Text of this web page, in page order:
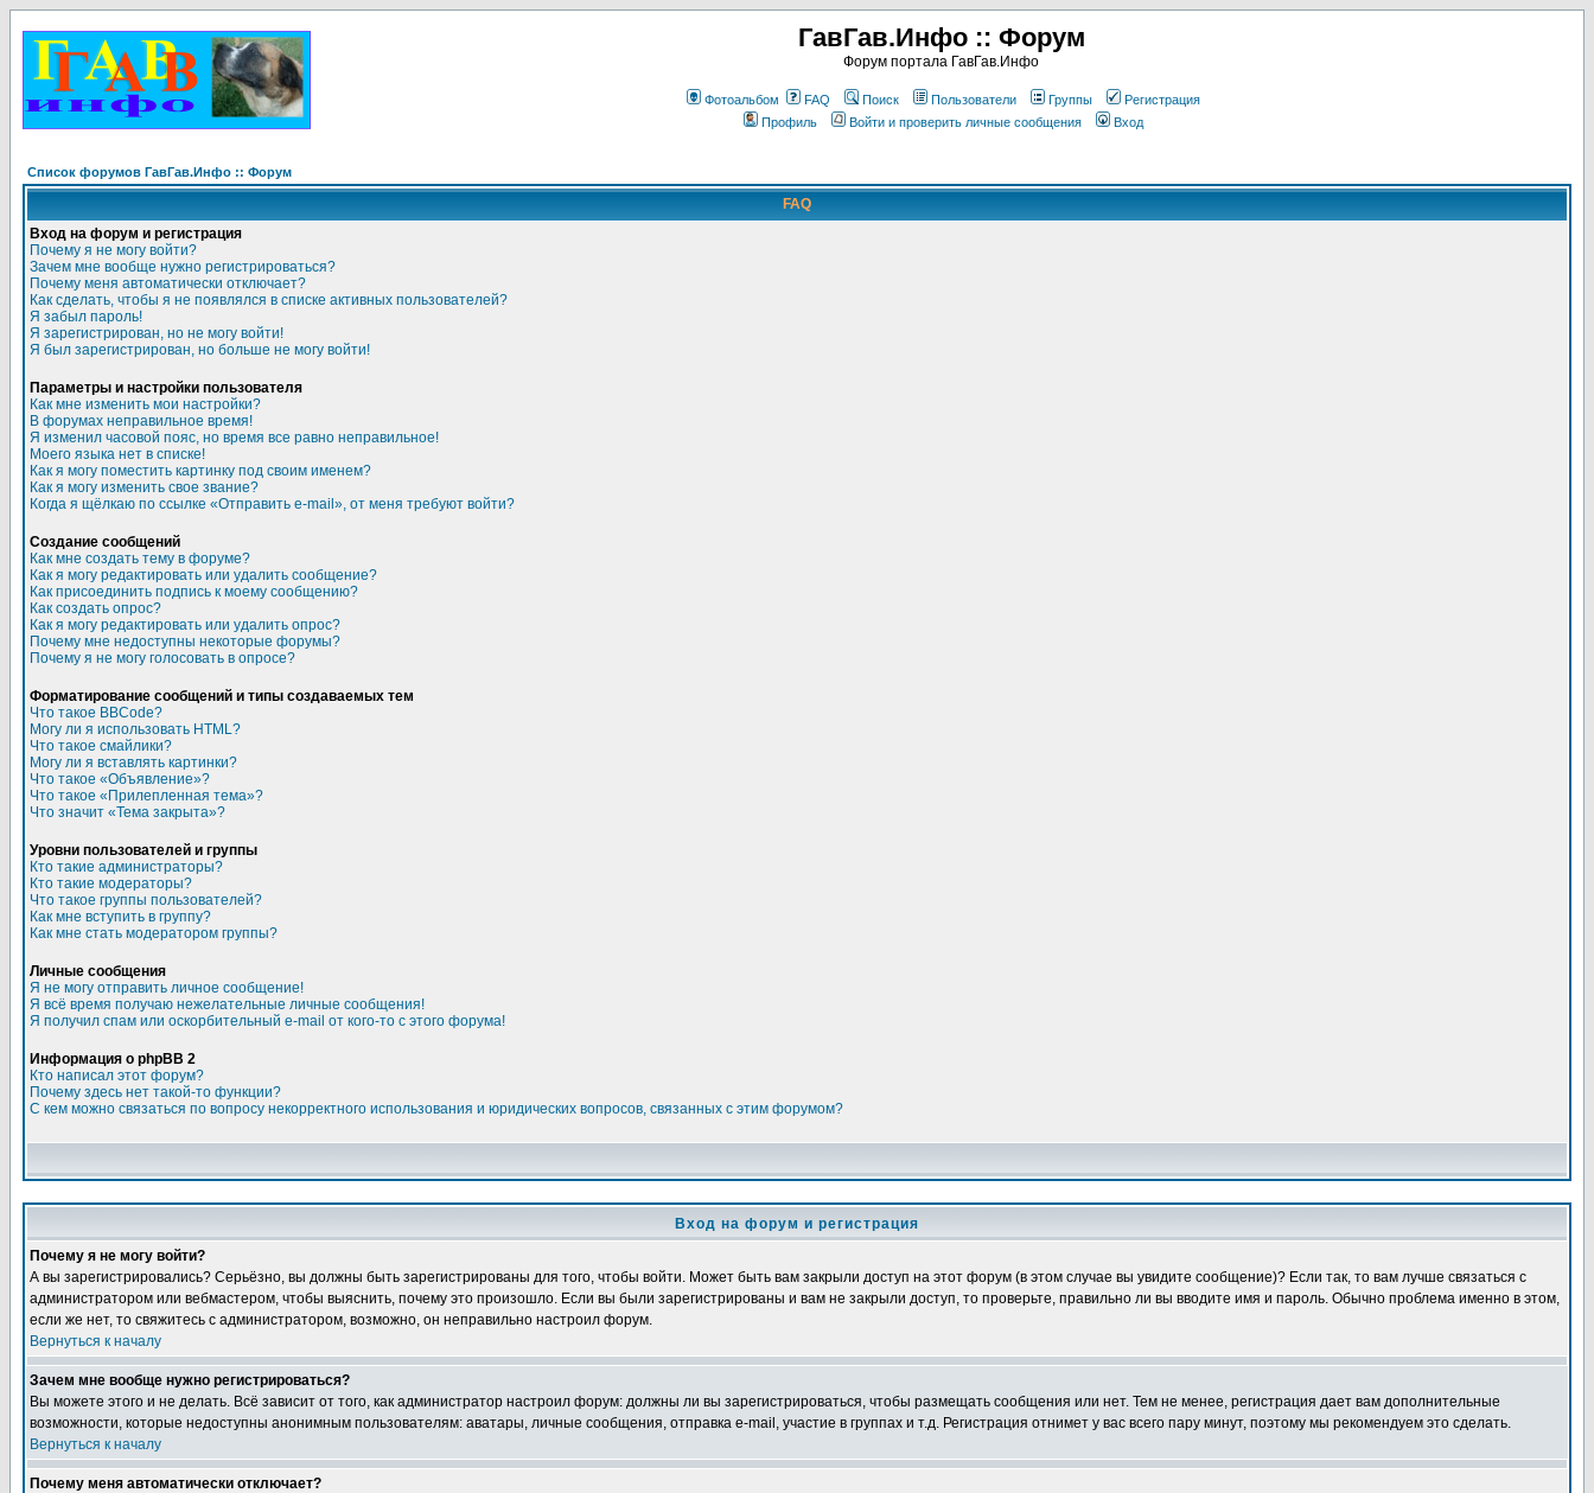
ГавГав.Инфо :: Форум
Форум портала ГавГав.Инфо
Фотоальбом FAQ Поиск Пользователи Группы
Регистрация
Профиль
Войти и проверить личные сообщения Вход
Список форумов ГавГав.Инфо :: Форум
FAQ
Вход на форум и регистрация
Почему я не могу войти?
Зачем мне вообще нужно регистрироваться?
Почему меня автоматически отключает?
Как сделать, чтобы я не появлялся в списке активных пользователей?
Я забыл пароль!
Я зарегистрирован, но не могу войти!
Я был зарегистрирован, но больше не могу войти!
Параметры и настройки пользователя
Как мне изменить мои настройки?
В форумах неправильное время!
Я изменил часовой пояс, но время все равно неправильное!
Моего языка нет в списке!
Как я могу поместить картинку под своим именем?
Как я могу изменить свое звание?
Когда я щёлкаю по ссылке «Отправить e-mail», от меня требуют войти?
Создание сообщений
Как мне создать тему в форуме?
Как я могу редактировать или удалить сообщение?
Как присоединить подпись к моему сообщению?
Как создать опрос?
Как я могу редактировать или удалить опрос?
Почему мне недоступны некоторые форумы?
Почему я не могу голосовать в опросе?
Форматирование сообщений и типы создаваемых тем
Что такое BBCode?
Могу ли я использовать HTML?
Что такое смайлики?
Могу ли я вставлять картинки?
Что такое «Объявление»?
Что такое «Прилепленная тема»?
Что значит «Тема закрыта»?
Уровни пользователей и группы
Кто такие администраторы?
Кто такие модераторы?
Что такое группы пользователей?
Как мне вступить в группу?
Как мне стать модератором группы?
Личные сообщения
Я не могу отправить личное сообщение!
Я всё время получаю нежелательные личные сообщения!
Я получил спам или оскорбительный e-mail от кого-то с этого форума!
Информация о phpBB 2
Кто написал этот форум?
Почему здесь нет такой-то функции?
С кем можно связаться по вопросу некорректного использования и юридических вопросов, связанных с этим форумом?
Вход на форум и регистрация
Почему я не могу войти?
А вы зарегистрировались? Серьёзно, вы должны быть зарегистрированы для того, чтобы войти. Может быть вам закрыли доступ на этот форум (в этом случае вы увидите сообщение)? Если так, то вам лучше связаться с
администратором или вебмастером, чтобы выяснить, почему это произошло. Если вы были зарегистрированы и вам не закрыли доступ, то проверьте, правильно ли вы вводите имя и пароль. Обычно проблема именно в этом,
если же нет, то свяжитесь с администратором, возможно, он неправильно настроил форум.
Вернуться к началу
Зачем мне вообще нужно регистрироваться?
Вы можете этого и не делать. Всё зависит от того, как администратор настроил форум: должны ли вы зарегистрироваться, чтобы размещать сообщения или нет. Тем не менее, регистрация дает вам дополнительные
возможности, которые недоступны анонимным пользователям: аватары, личные сообщения, отправка e-mail, участие в группах и т.д. Регистрация отнимет у вас всего пару минут, поэтому мы рекомендуем это сделать.
Вернуться к началу
Почему меня автоматически отключает?